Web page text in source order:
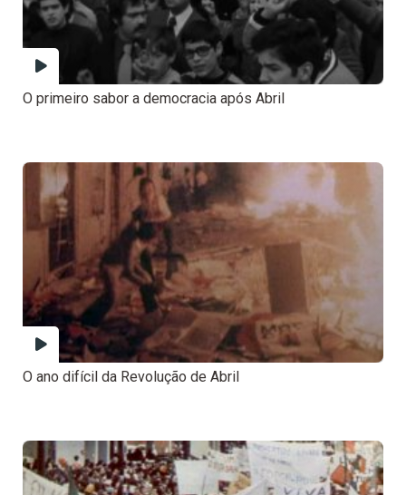
O primeiro sabor a democracia após Abril
O ano difícil da Revolução de Abril